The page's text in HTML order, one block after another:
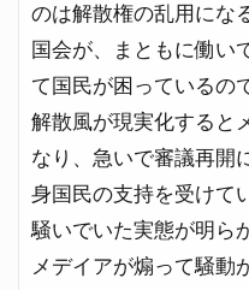
のは解散権の乱用にな
国会が、まともに働い
て国民が困っているの
解散風が現実化すると
なり、急いで審議再開
身国民の支持を受けて
騒いでいた実態が明ら
メデイアが煽って騒動